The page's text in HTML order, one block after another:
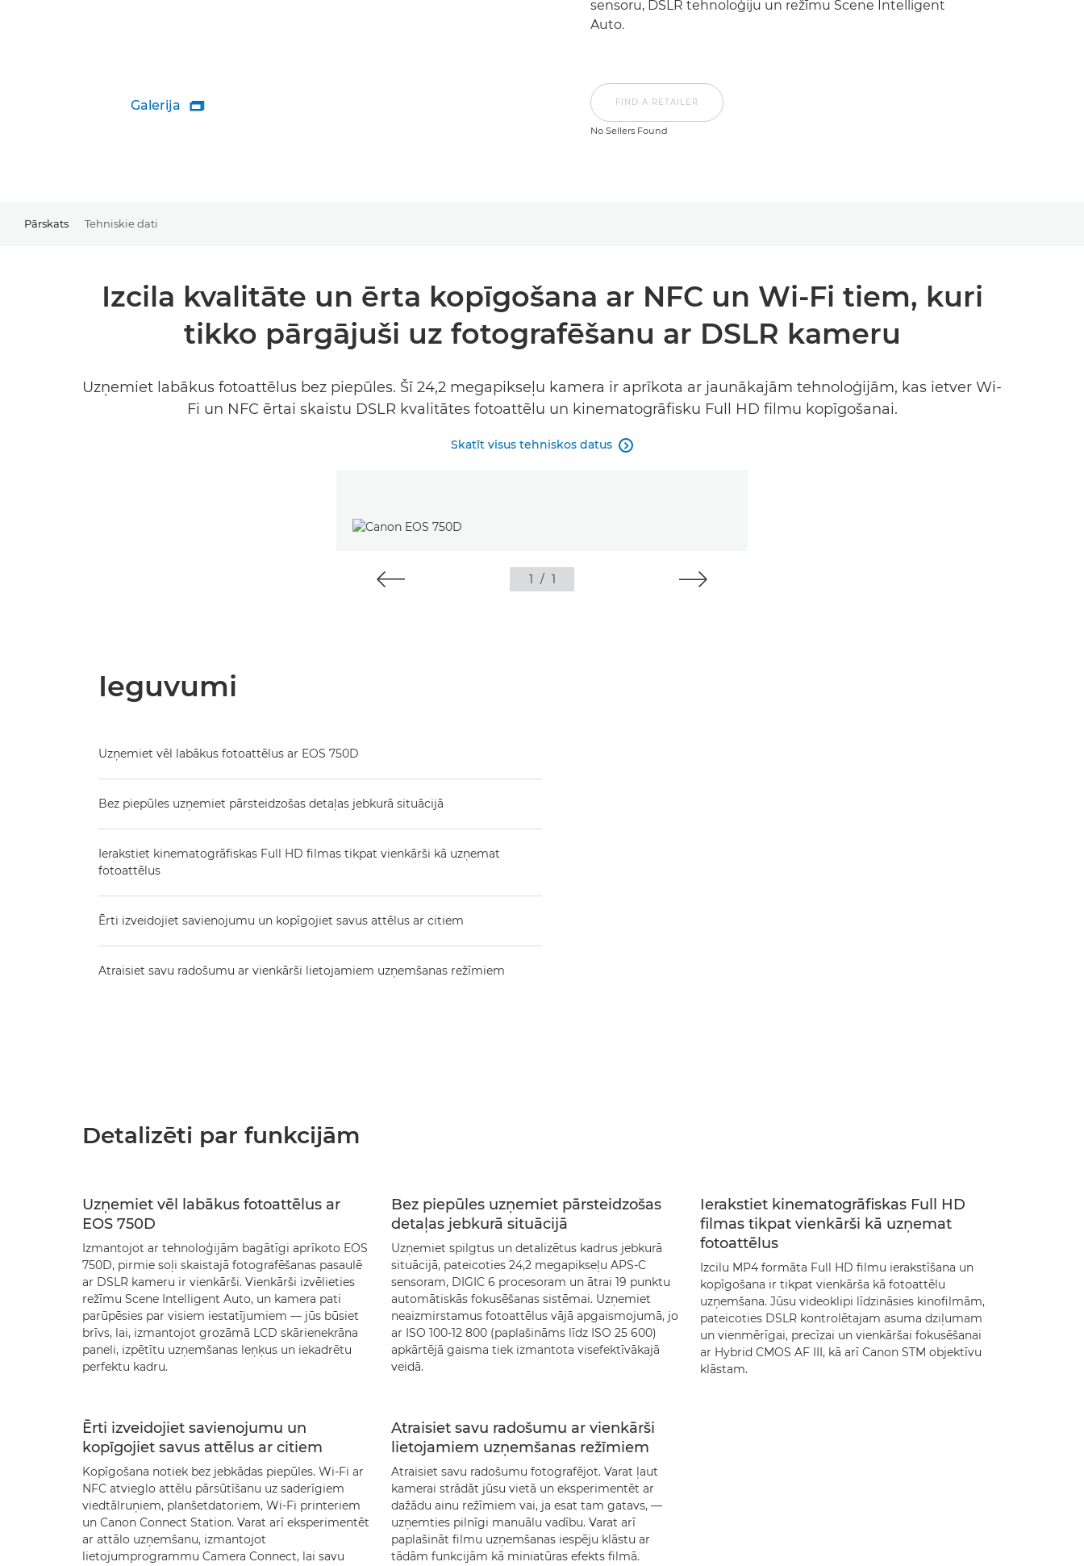
Galerija 
sensoru, DSLR tehnoloģiju un režīmu Scene Intelligent
Auto.
FIND A RETAILER
No Sellers Found
Pārskats Tehniskie dati
Izcila kvalitāte un ērta kopīgošana ar NFC un Wi-Fi tiem, kuri
tikko pārgājuši uz fotografēšanu ar DSLR kameru
Uzņemiet labākus fotoattēlus bez piepūles. Šī 24,2 megapikseļu kamera ir aprīkota ar jaunākajām tehnoloģijām, kas ietver Wi-
Fi un NFC ērtai skaistu DSLR kvalitātes fotoattēlu un kinematogrāfisku Full HD filmu kopīgošanai.
Skatīt visus tehniskos datus 
1 / 1
Ieguvumi
Uzņemiet vēl labākus fotoattēlus ar EOS 750D
Bez piepūles uzņemiet pārsteidzošas detaļas jebkurā situācijā
Ierakstiet kinematogrāfiskas Full HD filmas tikpat vienkārši kā uzņemat
fotoattēlus
Ērti izveidojiet savienojumu un kopīgojiet savus attēlus ar citiem
Atraisiet savu radošumu ar vienkārši lietojamiem uzņemšanas režīmiem
Detalizēti par funkcijām
Uzņemiet vēl labākus fotoattēlus ar
EOS 750D
Izmantojot ar tehnoloģijām bagātīgi aprīkoto EOS
750D, pirmie soļi skaistajā fotografēšanas pasaulē
ar DSLR kameru ir vienkārši. Vienkārši izvēlieties
režīmu Scene Intelligent Auto, un kamera pati
parūpēsies par visiem iestatījumiem — jūs būsiet
brīvs, lai, izmantojot grozāmā LCD skārienekrāna
paneli, izpētītu uzņemšanas leņķus un iekadrētu
perfektu kadru.
Bez piepūles uzņemiet pārsteidzošas
detaļas jebkurā situācijā
Uzņemiet spilgtus un detalizētus kadrus jebkurā
situācijā, pateicoties 24,2 megapikseļu APS-C
sensoram, DIGIC 6 procesoram un ātrai 19 punktu
automātiskās fokusēšanas sistēmai. Uzņemiet
neaizmirstamus fotoattēlus vājā apgaismojumā, jo
ar ISO 100-12 800 (paplašināms līdz ISO 25 600)
apkārtējā gaisma tiek izmantota visefektīvākajā
veidā.
Ierakstiet kinematogrāfiskas Full HD
filmas tikpat vienkārši kā uzņemat
fotoattēlus
Izcilu MP4 formāta Full HD filmu ierakstīšana un
kopīgošana ir tikpat vienkārša kā fotoattēlu
uzņemšana. Jūsu videoklipi līdzināsies kinofilmām,
pateicoties DSLR kontrolētajam asuma dziļumam
un vienmērīgai, precīzai un vienkāršai fokusēšanai
ar Hybrid CMOS AF III, kā arī Canon STM objektīvu
klāstam.
Ērti izveidojiet savienojumu un
kopīgojiet savus attēlus ar citiem
Kopīgošana notiek bez jebkādas piepūles. Wi-Fi ar
NFC atvieglo attēlu pārsūtīšanu uz saderīgiem
viedtālruņiem, planšetdatoriem, Wi-Fi printeriem
un Canon Connect Station. Varat arī eksperimentēt
ar attālo uzņemšanu, izmantojot
lietojumprogrammu Camera Connect, lai savu
Atraisiet savu radošumu ar vienkārši
lietojamiem uzņemšanas režīmiem
Atraisiet savu radošumu fotografējot. Varat ļaut
kamerai strādāt jūsu vietā un eksperimentēt ar
dažādu ainu režīmiem vai, ja esat tam gatavs, —
uzņemties pilnīgi manuālu vadību. Varat arī
paplašināt filmu uzņemšanas iespēju klāstu ar
tādām funkcijām kā miniatūras efekts filmā.